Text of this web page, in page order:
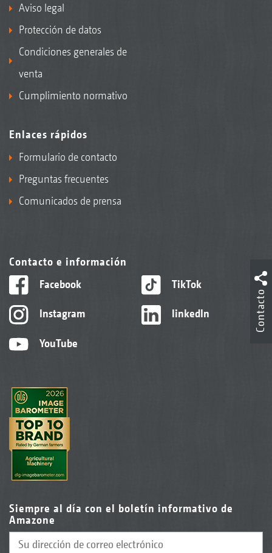
Aviso legal
Protección de datos
Condiciones generales de
venta
Cumplimiento normativo
Enlaces rápidos
Formulario de contacto
Preguntas frecuentes
Comunicados de prensa
Contacto e información
Facebook
Instagram
YouTube
TikTok
linkedIn
Siempre al día con el boletín informativo de
Amazone
Contacto